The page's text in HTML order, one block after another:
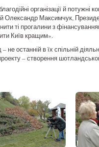
організації й
Олександр Максимчук,
ті прогалини з
Київ кращим».
не останній в їх спільній
– створення